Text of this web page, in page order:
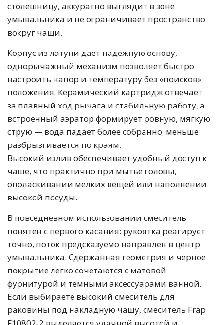
столешницу, аккуратно выглядит в зоне
умывальника и не ограничивает пространство
вокруг чаши.
Корпус из латуни дает надежную основу,
однорычажный механизм позволяет быстро
настроить напор и температуру без «поисков»
положения. Керамический картридж отвечает
за плавный ход рычага и стабильную работу, а
встроенный аэратор формирует ровную, мягкую
струю — вода падает более собранно, меньше
разбрызгивается по краям.
Высокий излив обеспечивает удобный доступ к
чаше, что практично при мытье головы,
ополаскивании мелких вещей или наполнении
высокой посуды.
В повседневном использовании смеситель
понятен с первого касания: рукоятка реагирует
точно, поток предсказуемо направлен в центр
умывальника. Сдержанная геометрия и черное
покрытие легко сочетаются с матовой
фурнитурой и темными аксессуарами ванной.
Если выбираете высокий смеситель для
раковины под накладную чашу, смеситель Frap